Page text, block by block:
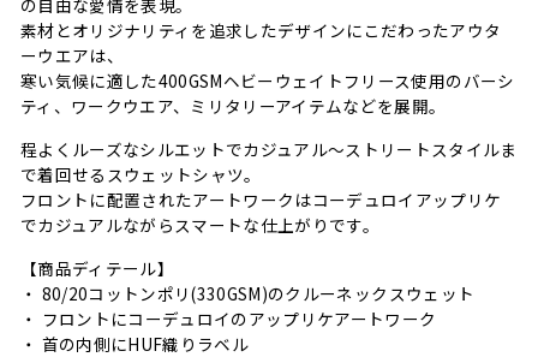
素材とオリジナリティを追求したデザインにこだわったアウタ
ーウエアは、
寒い気候に適した400GSMヘビーウェイトフリース使用のバーシ
ティ、ワークウエア、ミリタリーアイテムなどを展開。
程よくルーズなシルエットでカジュアル～ストリートスタイルま
で着回せるスウェットシャツ。
フロントに配置されたアートワークはコーデュロイアップリケ
でカジュアルながらスマートな仕上がりです。
【商品ディテール】
・ 80/20コットンポリ(330GSM)のクルーネックスウェット
・ フロントにコーデュロイのアップリケアートワーク
・ 首の内側にHUF織りラベル